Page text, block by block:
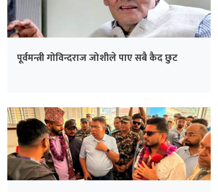
पूर्वमन्त्री गोविन्दराज जोशीले पाए सबै कैद छुट